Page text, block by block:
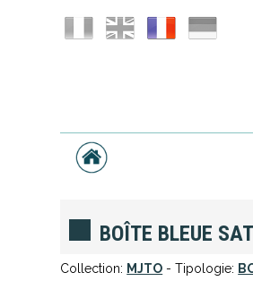
BOÎTE BLEUE
Collection: MJTO - Tipologie: